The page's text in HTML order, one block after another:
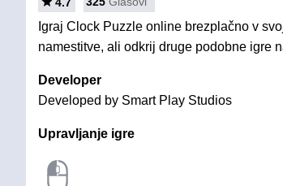
Igraj Clock Puzzle online brezplačno v
namestitve, ali odkrij druge podobne igre
Developer
Developed by Smart Play Studios
Upravljanje igre